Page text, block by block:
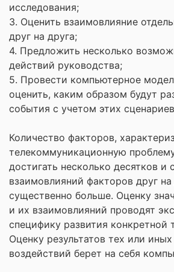
исследования;
3. Оценить взаимовлияние
друг на друга;
4. Предложить несколько
действий руководства;
5. Провести компьютерное
оценить, каким образом будут
события с учетом этих
Количество факторов,
телекоммуникационную
достигать несколько десятков и
взаимовлияний факторов друг
существенно больше. Оценку
и их взаимовлияний проводят
специфику развития конкретной
Оценку результатов тех или
воздействий берет на себя